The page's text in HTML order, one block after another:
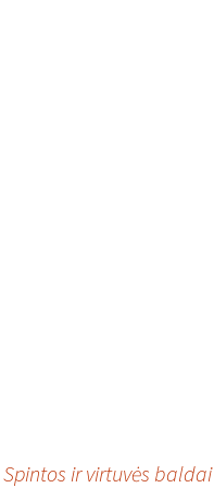
Spintos ir virtuvės baldai